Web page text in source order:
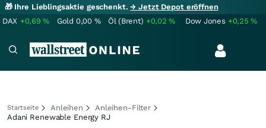
🎁 Ihre Lieblingsaktie geschenkt.→ Jetzt Depot eröffnen
DAX +0,69% Gold 0,00 % Öl (Brent) +0,02% Dow Jones +0,25%
Startseite Anleihen
Anleihen-Filter
Adani Renewable Energy RJ